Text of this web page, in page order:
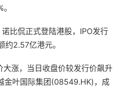
比侃正式登陆港股，IPO发行
2.57亿港元。
大涨，当日收盘价较发行价飙升
金叶国际集团(08549.HK)，成